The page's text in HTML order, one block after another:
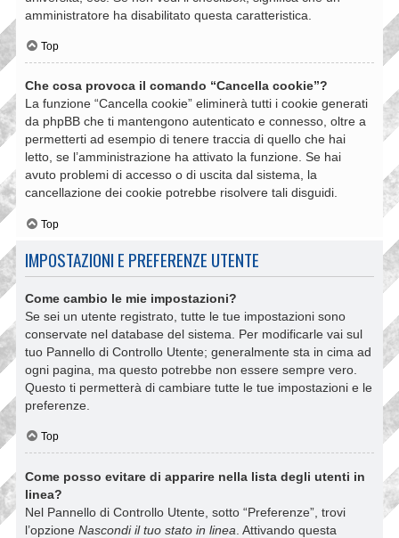
amministratore ha disabilitato questa caratteristica.
Top
Che cosa provoca il comando “Cancella cookie”?
La funzione “Cancella cookie” eliminerà tutti i cookie generati
da phpBB che ti mantengono autenticato e connesso, oltre a
permetterti ad esempio di tenere traccia di quello che hai
letto, se l’amministrazione ha attivato la funzione. Se hai
avuto problemi di accesso o di uscita dal sistema, la
cancellazione dei cookie potrebbe risolvere tali disguidi.
Top
IMPOSTAZIONI E PREFERENZE UTENTE
Come cambio le mie impostazioni?
Se sei un utente registrato, tutte le tue impostazioni sono
conservate nel database del sistema. Per modificarle vai sul
tuo Pannello di Controllo Utente; generalmente sta in cima ad
ogni pagina, ma questo potrebbe non essere sempre vero.
Questo ti permetterà di cambiare tutte le tue impostazioni e le
preferenze.
Top
Come posso evitare di apparire nella lista degli utenti in
linea?
Nel Pannello di Controllo Utente, sotto “Preferenze”, trovi
l’opzione Nascondi il tuo stato in linea . Attivando questa